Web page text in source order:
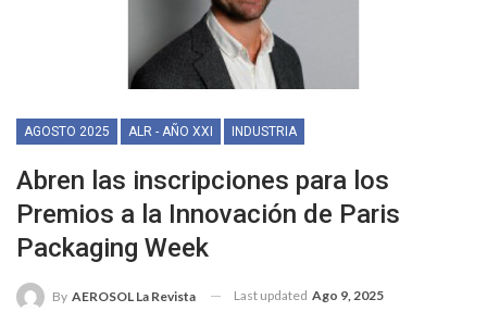
AGOSTO 2025 ALR - AÑO XXI INDUSTRIA
Abren las inscripciones para los
Premios a la Innovación de Paris
Packaging Week
By AEROSOL La Revista Last updated Ago 9, 2025